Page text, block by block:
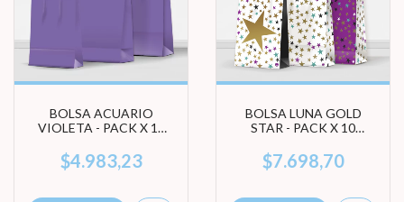
BOLSA ACUARIO
VIOLETA - PACK X 10
TAMAÑO)
$4.983,23
BOLSA LUNA GOLD
STAR - PACK X 10
TAMAÑO)
$7.698,70